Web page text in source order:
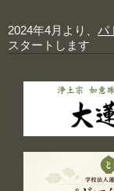
2024年4月より、 パ
スタートします